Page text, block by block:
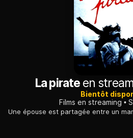
La pirateen
Bientôt
Films en streaming